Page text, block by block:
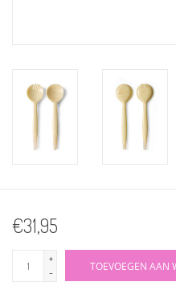
€31,95
+
-
TOEVOEGEN AAN